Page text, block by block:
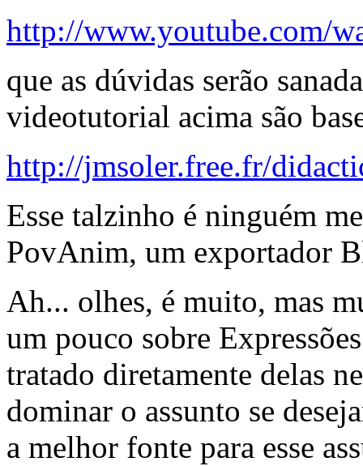
http://www.youtube.com/
que as dúvidas serão
videotutorial acima são
http://jmsoler.free.fr/
Esse talzinho é ninguém
PovAnim, um exportador
Ah... olhes, é muito, mas
um pouco sobre
tratado diretamente delas
dominar o assunto se
a melhor fonte para esse